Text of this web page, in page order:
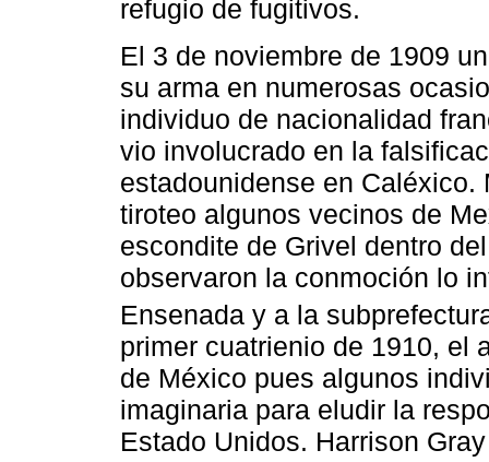
refugio de fugitivos.
El 3 de noviembre de 1909
su arma en numerosas
individuo de nacionalidad
vio involucrado en la
estadounidense en
tiroteo algunos vecinos de
escondite de Grivel dentro
observaron la conmoción lo
Ensenada y a la
primer cuatrienio de 1910, el
de México pues algunos
imaginaria para eludir la
Estado Unidos. Harrison